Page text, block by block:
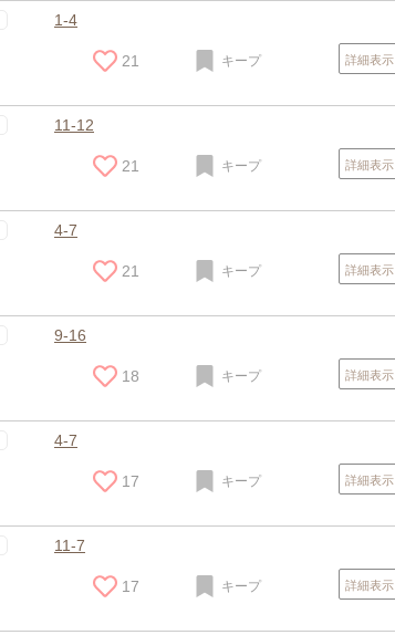
1-4
21 キープ 詳細表示
11-12
21 キープ 詳細表示
4-7
21 キープ 詳細表示
9-16
18 キープ 詳細表示
4-7
17 キープ 詳細表示
11-7
17 キープ 詳細表示